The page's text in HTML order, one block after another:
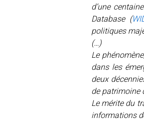
d’une
Database (
politiques
(…)
Le
dans les
deux
de patrimoine
Le mérite du
informations